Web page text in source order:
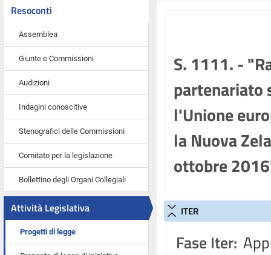
Resoconti
Assemblea
Giunte e Commissioni
Audizioni
Indagini conoscitive
Stenografici delle Commissioni
Comitato per la legislazione
Bollettino degli Organi Collegiali
Attività Legislativa
Progetti di legge
S. 1111. -
partenariato
l'Unione
la Nuova
ottobre
ITER
Fase Iter: